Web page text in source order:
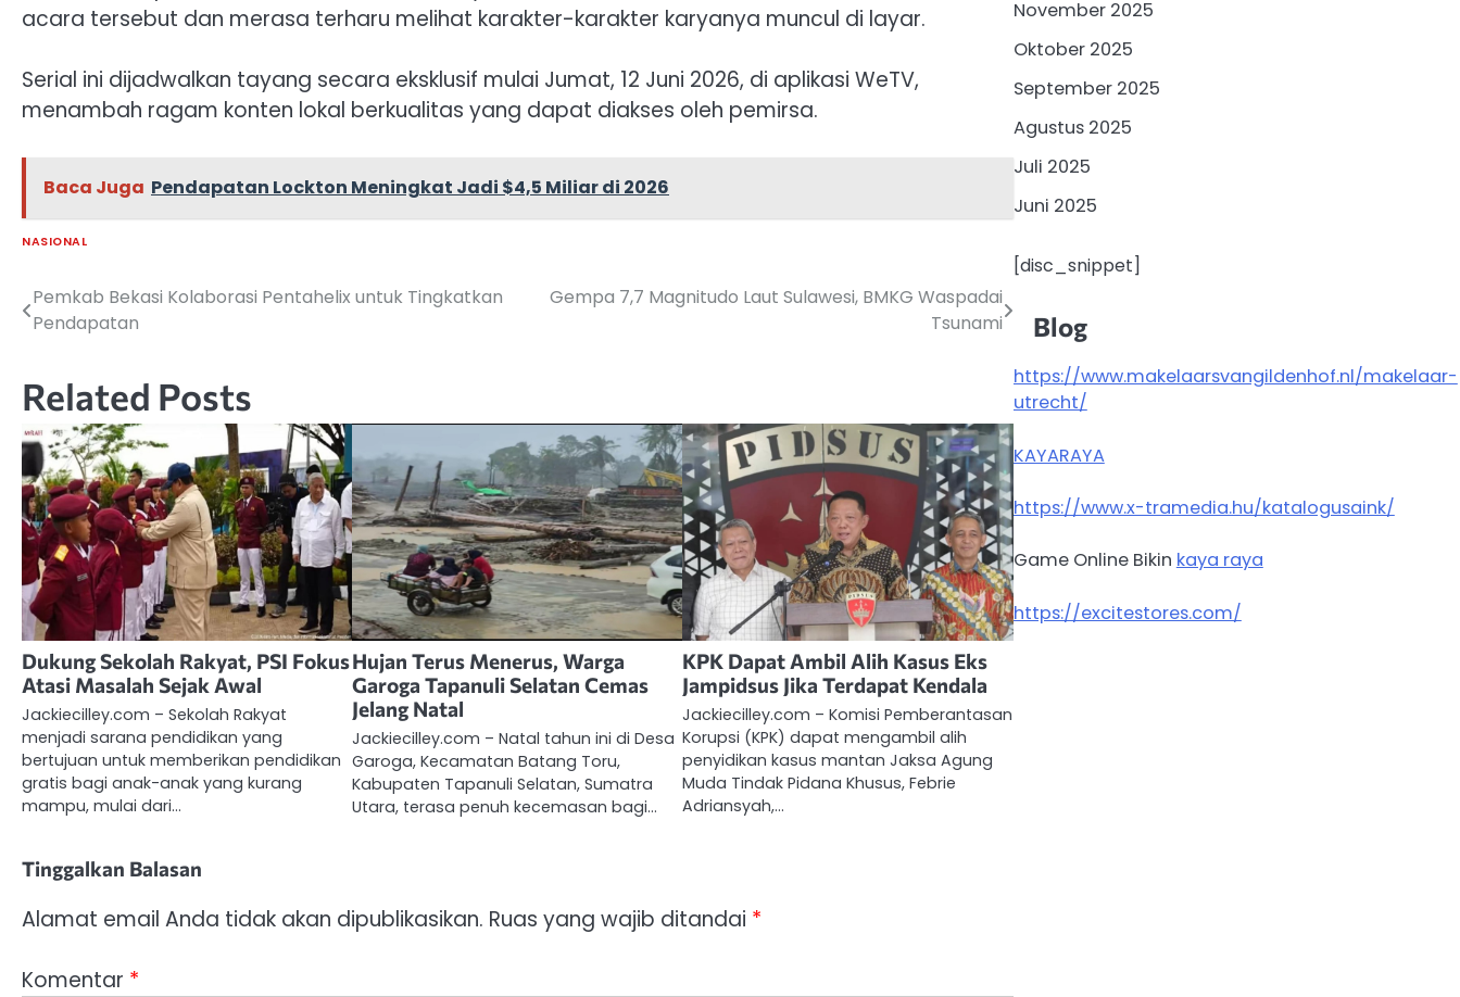
acara tersebut dan merasa terharu melihat karakter-karakter karyanya muncul di layar.
Serial ini dijadwalkan tayang secara eksklusif mulai Jumat, 12 Juni 2026, di aplikasi WeTV,
menambah ragam konten lokal berkualitas yang dapat diakses oleh pemirsa.
Baca Juga Pendapatan Lockton Meningkat Jadi $4,5 Miliar di 2026
NASIONAL
Navigasi
Pemkab Bekasi Kolaborasi Pentahelix untuk Tingkatkan
Pendapatan
Gempa 7,7 Magnitudo Laut Sulawesi, BMKG Waspadai
Tsunami
Related Posts
Dukung Sekolah Rakyat, PSI Fokus
Atasi Masalah Sejak Awal
Jackiecilley.com – Sekolah Rakyat
menjadi sarana pendidikan yang
bertujuan untuk memberikan pendidikan
gratis bagi anak-anak yang kurang
mampu, mulai dari…
Hujan Terus Menerus, Warga
Garoga Tapanuli Selatan Cemas
Jelang Natal
Jackiecilley.com – Natal tahun ini di Desa
Garoga, Kecamatan Batang Toru,
Kabupaten Tapanuli Selatan, Sumatra
Utara, terasa penuh kecemasan bagi…
KPK Dapat Ambil Alih Kasus Eks
Jampidsus Jika Terdapat Kendala
Jackiecilley.com – Komisi Pemberantasan
Korupsi (KPK) dapat mengambil alih
penyidikan kasus mantan Jaksa Agung
Muda Tindak Pidana Khusus, Febrie
Adriansyah,…
Tinggalkan Balasan
Alamat email Anda tidak akan dipublikasikan. Ruas yang wajib ditandai *
Komentar *
November 2025
Oktober 2025
September 2025
Agustus 2025
Juli 2025
Juni 2025
[disc_snippet]
Blog
https://www.makelaarsvangildenhof.nl/makelaar-
utrecht/
KAYARAYA
https://www.x-tramedia.hu/katalogusaink/
Game Online Bikin kaya raya
https://excitestores.com/